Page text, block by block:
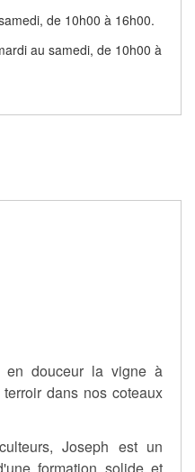
de 10h00 à 16h00.
au samedi, de 10h00 à
en douceur la vigne à
dans nos coteaux
Joseph est un
formation solide et